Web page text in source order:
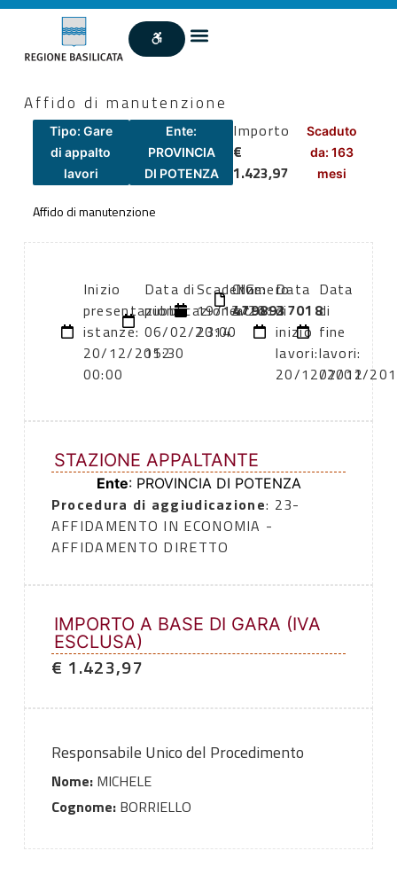
Affido di manutenzione
Tipo: Gare
di appalto
lavori
Ente:
PROVINCIA
DI POTENZA
Importo
€
1.423,97
Scaduto
da: 163
mesi
Affido di manutenzione
Inizio
presentazione
istanze:
20/12/2012
00:00
Data di
pubblicazione:
06/02/2014
15:30
Scadenza:
19/12/2012
23:00
Numero
atto:
CIG:
4798937018
Data
di
inizio
lavori:
20/12/2012
Data
di
fine
lavori:
07/01/
STAZIONE APPALTANTE
Ente: PROVINCIA DI POTENZA
Procedura di aggiudicazione: 23-
AFFIDAMENTO IN ECONOMIA -
AFFIDAMENTO DIRETTO
IMPORTO A BASE DI GARA (IVA
ESCLUSA)
€ 1.423,97
Responsabile Unico del Procedimento
Nome:MICHELE
Cognome:BORRIELLO